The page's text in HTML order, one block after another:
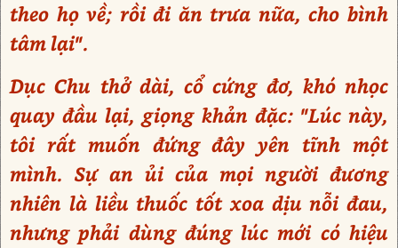
theo họ về; rồi đi ăn trưa nữa, cho bình
tâm lại".
Dục Chu thở dài, cổ cứng đơ, khó nhọc
quay đầu lại, giọng khản đặc: "Lúc này,
tôi rất muốn đứng đây yên tĩnh một
mình. Sự an ủi của mọi người đương
nhiên là liều thuốc tốt xoa dịu nỗi đau,
nhưng phải dùng đúng lúc mới có hiệu